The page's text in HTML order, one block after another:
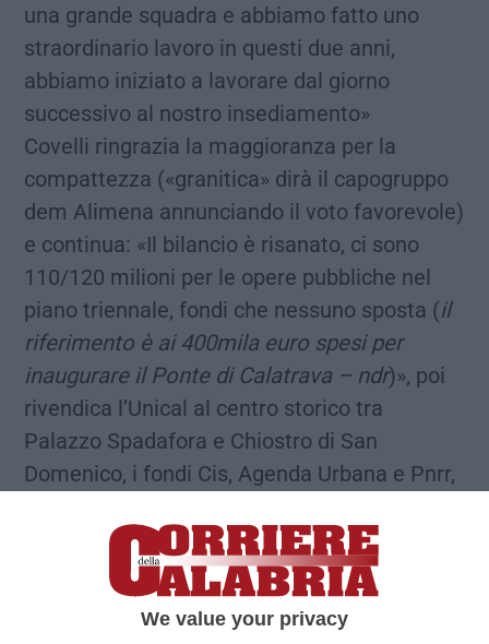
We value your privacy
una grande squadra e abbiamo fatto uno
straordinario lavoro in questi due anni,
abbiamo iniziato a lavorare dal giorno
successivo al nostro insediamento»
Covelli ringrazia la maggioranza per la
compattezza («granitica» dirà il capogruppo
dem Alimena annunciando il voto favorevole)
e continua: «Il bilancio è risanato, ci sono
110/120 milioni per le opere pubbliche nel
piano triennale, fondi che nessuno sposta (il
riferimento è ai 400mila euro spesi per
inaugurare il Ponte di Calatrava – ndr)», poi
rivendica l’Unical al centro storico tra
Palazzo Spadafora e Chiostro di San
Domenico, i fondi Cis, Agenda Urbana e Pnrr,
Quintieri ha reso difficile ogni attività per
anni, ora c’è già la ditta che sta iniziando a
cantierizzare») e il recupero di San Vito
«dopo che per anni gli amministratori hanno